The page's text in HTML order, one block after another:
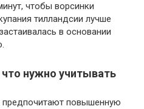
чтобы ворсинки
тилландсии лучше
в основании
нужно учитывать
повышенную